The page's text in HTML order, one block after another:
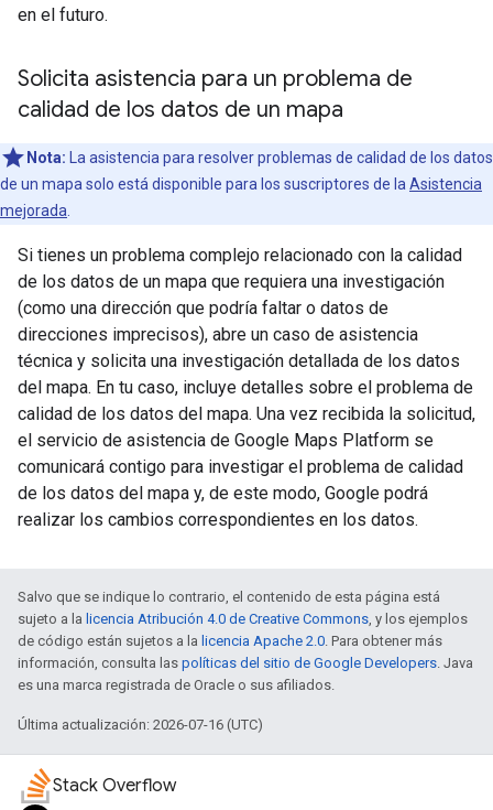
en el futuro.
Solicita asistencia para un problema de
calidad de los datos de un mapa
Nota: La asistencia para resolver problemas de calidad de los datos
de un mapa solo está disponible para los suscriptores de la Asistencia
mejorada
Si tienes un problema complejo relacionado con la calidad
de los datos de un mapa que requiera una investigación
(como una dirección que podría faltar o datos de
direcciones imprecisos), abre un caso de asistencia
técnica y solicita una investigación detallada de los datos
del mapa. En tu caso, incluye detalles sobre el problema de
calidad de los datos del mapa. Una vez recibida la solicitud,
el servicio de asistencia de Google Maps Platform se
comunicará contigo para investigar el problema de calidad
de los datos del mapa y, de este modo, Google podrá
realizar los cambios correspondientes en los datos.
Salvo que se indique lo contrario, el contenido de esta página está
sujeto a la licencia Atribución 4.0 de Creative Commons , y los ejemplos
de código están sujetos a la licencia Apache 2.0 . Para obtener más
información, consulta las políticas del sitio de Google Developers . Java
es una marca registrada de Oracle o sus afiliados.
Última actualización: 2026-07-16 (UTC)
Stack Overflow